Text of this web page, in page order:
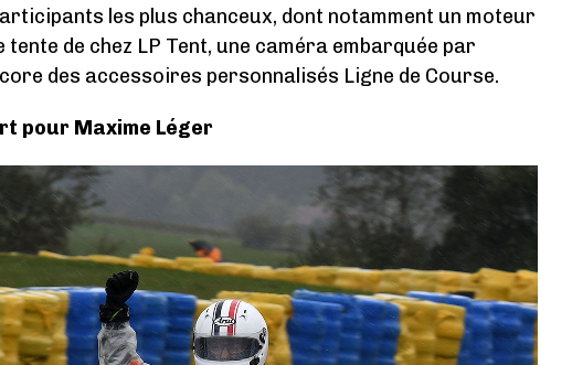
les plus chanceux, dont notamment un moteur
tente de chez LP Tent, une caméra embarquée par
des accessoires personnalisés Ligne de Course.
pour Maxime Léger